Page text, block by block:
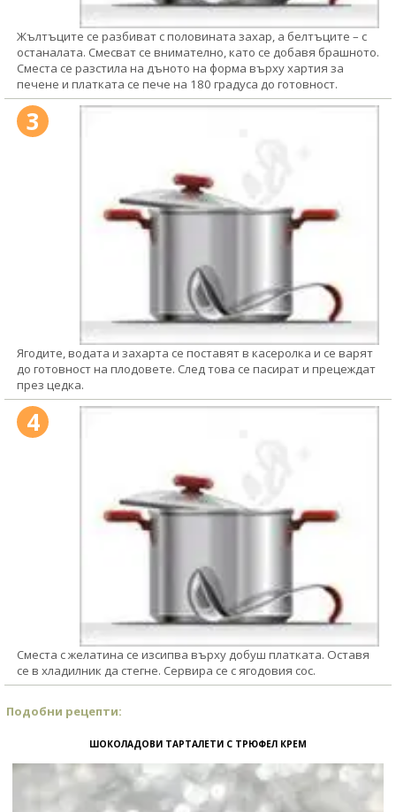
Жълтъците се разбиват с половината захар, а белтъците – с
останалата. Смесват се внимателно, като се добавя брашното.
Сместа се разстила на дъното на форма върху хартия за
печене и платката се пече на 180 градуса до готовност.
3
Ягодите, водата и захарта се поставят в касеролка и се варят
до готовност на плодовете. След това се пасират и прецеждат
през цедка.
4
Сместа с желатина се изсипва върху добуш платката. Оставя
се в хладилник да стегне. Сервира се с ягодовия сос.
Подобни рецепти:
ШОКОЛАДОВИ ТАРТАЛЕТИ С ТРЮФЕЛ КРЕМ